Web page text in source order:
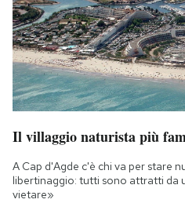
Il villaggio naturista più
A Cap d'Agde c'è chi va per stare
libertinaggio: tutti sono attratti da
vietare»